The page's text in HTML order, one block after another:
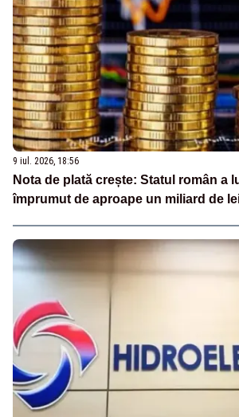
9 iul. 2026, 18:56
Nota de plată crește: Statul român a
împrumut de aproape un miliard de